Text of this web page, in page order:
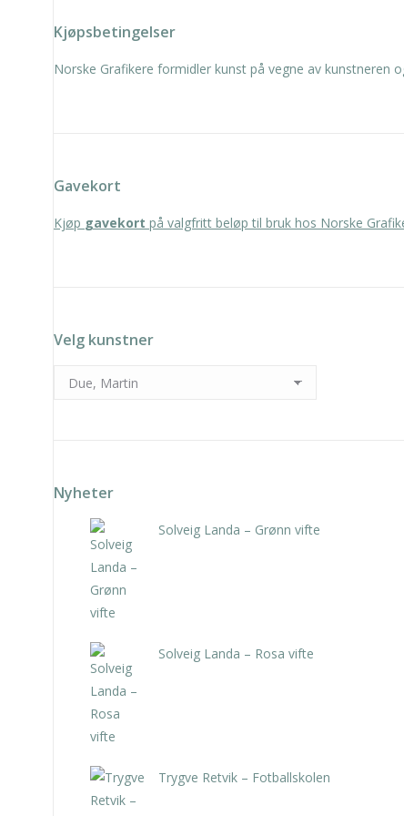
Kjøpsbetingelser
Norske Grafikere formidler kunst på vegne av kunstneren
Gavekort
Kjøp gavekort på valgfritt beløp til bruk hos Norske
Velg kunstner
Nyheter
Solveig Landa – Grønn vifte
Solveig Landa – Rosa vifte
Trygve Retvik – Fotballskolen